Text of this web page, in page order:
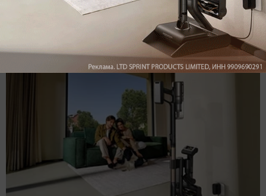
оставить комментарий
Рекомендуем